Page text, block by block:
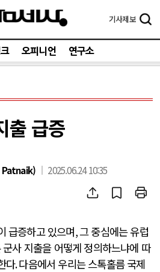
기사제보
오피니언 연구소
출 급증
Patnaik) 2025.06.24 10:35
급증하고 있으며,그 중심에는 유럽
군사 지출을 어떻게 정의하느냐에 따
다.다음에서 우리는 스톡홀름 국제